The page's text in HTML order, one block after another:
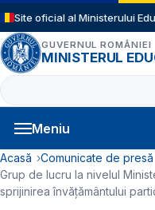
Sari la conținutul principal
Site oficial al Ministerului
GUVERNUL ROMÂNIEI
MINISTERUL
Caută
Meniu
Navigație
Cale de navigare
Acasă
Comunicate de presă
Grup de lucru la nivelul
sprijinirea învățământului